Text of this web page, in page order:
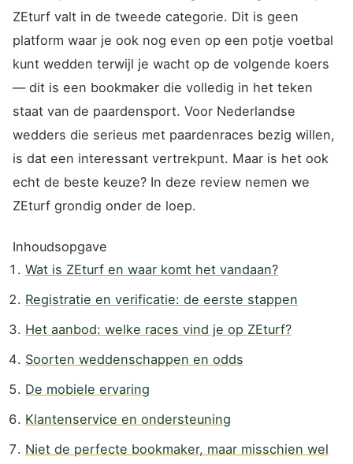
ZEturf valt in de tweede categorie. Dit is geen
platform waar je ook nog even op een potje voetbal
kunt wedden terwijl je wacht op de volgende koers
— dit is een bookmaker die volledig in het teken
staat van de paardensport. Voor Nederlandse
wedders die serieus met paardenraces bezig willen,
is dat een interessant vertrekpunt. Maar is het ook
echt de beste keuze? In deze review nemen we
ZEturf grondig onder de loep.
Inhoudsopgave
Wat is ZEturf en waar komt het vandaan?
Registratie en verificatie: de eerste stappen
Het aanbod: welke races vind je op ZEturf?
Soorten weddenschappen en odds
De mobiele ervaring
Klantenservice en ondersteuning
Niet de perfecte bookmaker, maar misschien wel